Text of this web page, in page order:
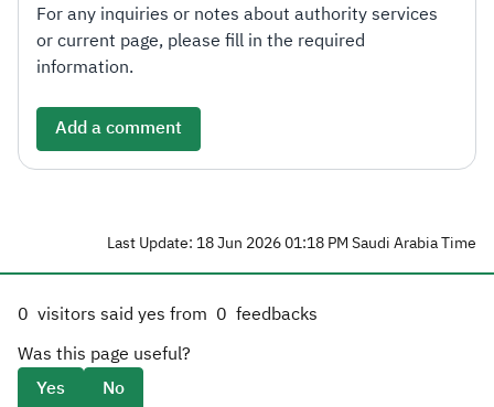
For any inquiries or notes about authority services
or current page, please fill in the required
information.
Add a comment
Last Update: 18 Jun 2026 01:18 PM Saudi Arabia Time
0 visitors said yes from 0 feedbacks
Was this page useful?
Yes
No